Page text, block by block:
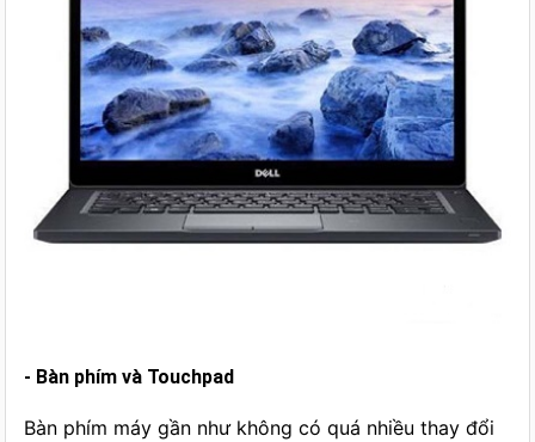
- Bàn phím và Touchpad
Bàn phím máy gần như không có quá nhiều thay đổi